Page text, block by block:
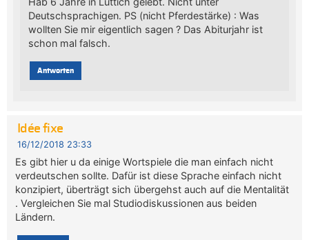
Deutschsprachigen. PS (nicht Pferdestärke) : Was
wollten Sie mir eigentlich sagen ? Das Abiturjahr ist
schon mal falsch.
Antworten
Idée fixe
16/12/2018 23:33
Es gibt hier u da einige Wortspiele die man einfach nicht
verdeutschen sollte. Dafür ist diese Sprache einfach nicht
konzipiert, überträgt sich übergehst auch auf die Mentalität
. Vergleichen Sie mal Studiodiskussionen aus beiden
Ländern.